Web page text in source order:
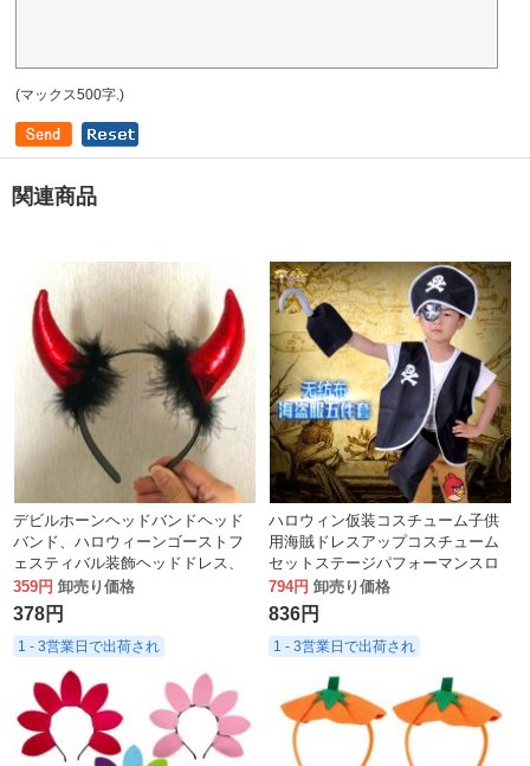
(マックス500字.)
関連商品
デビルホーンヘッドバンドヘッド
バンド、ハロウィーンゴーストフ
ェスティバル装飾ヘッドドレス、
ダンスパーティー小道具、ホーン
ヘッドバンド
359円 卸売り価格
378円
1 - 3営業日で出荷され
ハロウィン仮装コスチューム子供
用海賊ドレスアップコスチューム
セットステージパフォーマンスロ
ールプレイ小道具衣装
794円 卸売り価格
836円
1 - 3営業日で出荷され